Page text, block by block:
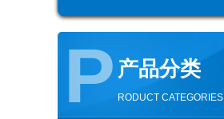
P 产品分类
RODUCT CATEGORIES